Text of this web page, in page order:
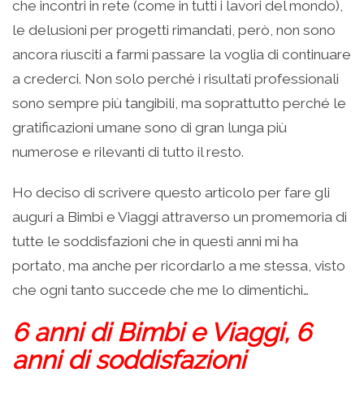
che incontri in rete (come in tutti i lavori del mondo),
le delusioni per progetti rimandati, però, non sono
ancora riusciti a farmi passare la voglia di continuare
a crederci. Non solo perché i risultati professionali
sono sempre più tangibili, ma soprattutto perché le
gratificazioni umane sono di gran lunga più
numerose e rilevanti di tutto il resto.
Ho deciso di scrivere questo articolo per fare gli
auguri a Bimbi e Viaggi attraverso un promemoria di
tutte le soddisfazioni che in questi anni mi ha
portato, ma anche per ricordarlo a me stessa, visto
che ogni tanto succede che me lo dimentichi…
6 anni di Bimbi e Viaggi, 6
anni di soddisfazioni